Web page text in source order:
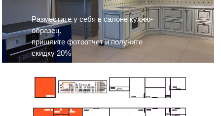
Разместите у себя в салоне кухню-
образец,
пришлите фотоотчет и получите
скидку 20%